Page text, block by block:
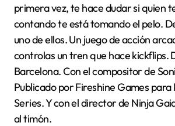
primera vez, te hace dudar si quien
contando te está tomando el pelo.
uno de ellos. Un juego de acción
controlas un tren que hace kickflips.
Barcelona. Con el compositor de
Publicado por Fireshine Games para
Series. Y con el director de Ninja
al timón.